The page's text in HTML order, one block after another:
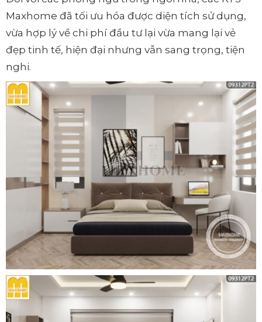
Maxhome đã tối ưu hóa được diện tích sử dụng,
vừa hợp lý về chi phí đầu tư lại vừa mang lại vẻ
đẹp tinh tế, hiện đại nhưng vẫn sang trọng, tiện
nghi.